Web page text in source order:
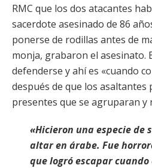
RMC que los dos atacantes
sacerdote asesinado de 86
ponerse de rodillas antes de
monja, grabaron el asesinato.
defenderse y ahí es «cuando
después de que los asaltantes
presentes que se agruparan y
«Hicieron una especie de
altar en árabe. Fue
que logró escapar